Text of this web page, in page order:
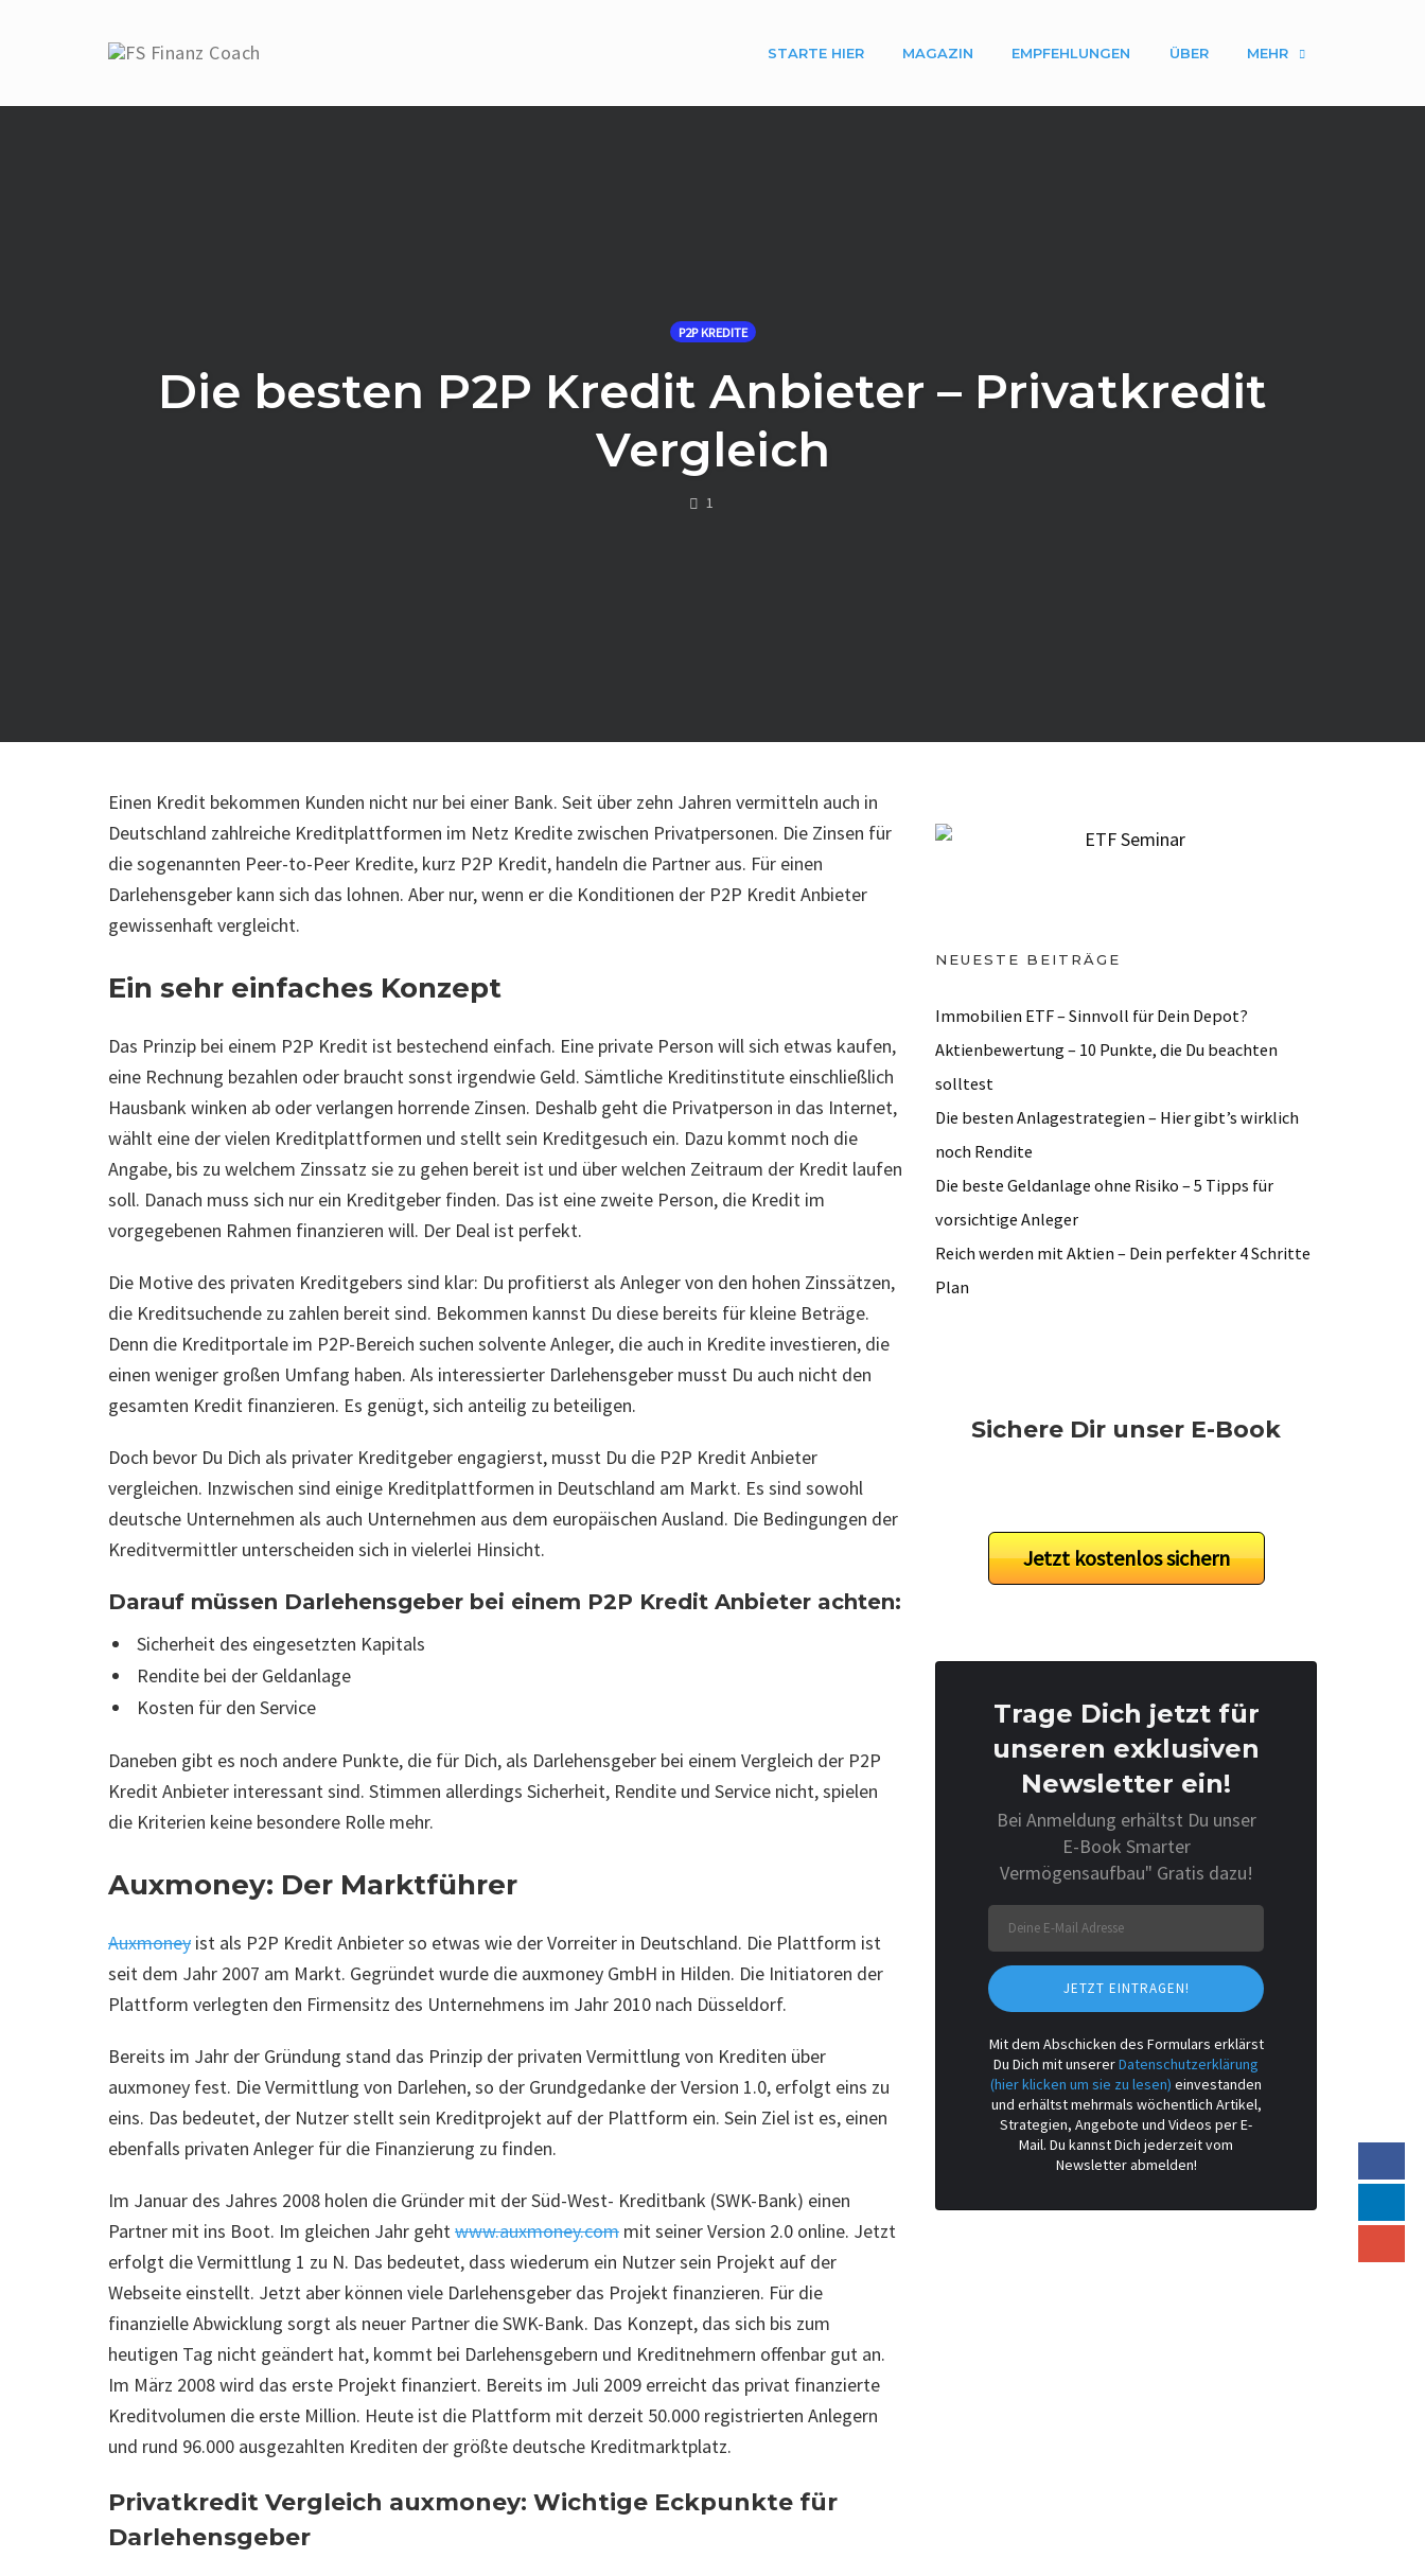
STARTE HIER MAGAZIN EMPFEHLUNGEN ÜBER MEHR
P2P KREDITE
Die besten P2P Kredit Anbieter – Privatkredit
Vergleich
1
Einen Kredit bekommen Kunden nicht nur bei einer Bank. Seit über zehn Jahren vermitteln auch in
Deutschland zahlreiche Kreditplattformen im Netz Kredite zwischen Privatpersonen. Die Zinsen für
die sogenannten Peer-to-Peer Kredite, kurz P2P Kredit, handeln die Partner aus. Für einen
Darlehensgeber kann sich das lohnen. Aber nur, wenn er die Konditionen der P2P Kredit Anbieter
gewissenhaft vergleicht.
Ein sehr einfaches Konzept
Das Prinzip bei einem P2P Kredit ist bestechend einfach. Eine private Person will sich etwas kaufen,
eine Rechnung bezahlen oder braucht sonst irgendwie Geld. Sämtliche Kreditinstitute einschließlich
Hausbank winken ab oder verlangen horrende Zinsen. Deshalb geht die Privatperson in das Internet,
wählt eine der vielen Kreditplattformen und stellt sein Kreditgesuch ein. Dazu kommt noch die
Angabe, bis zu welchem Zinssatz sie zu gehen bereit ist und über welchen Zeitraum der Kredit laufen
soll. Danach muss sich nur ein Kreditgeber finden. Das ist eine zweite Person, die Kredit im
vorgegebenen Rahmen finanzieren will. Der Deal ist perfekt.
Die Motive des privaten Kreditgebers sind klar: Du profitierst als Anleger von den hohen Zinssätzen,
die Kreditsuchende zu zahlen bereit sind. Bekommen kannst Du diese bereits für kleine Beträge.
Denn die Kreditportale im P2P-Bereich suchen solvente Anleger, die auch in Kredite investieren, die
einen weniger großen Umfang haben. Als interessierter Darlehensgeber musst Du auch nicht den
gesamten Kredit finanzieren. Es genügt, sich anteilig zu beteiligen.
Doch bevor Du Dich als privater Kreditgeber engagierst, musst Du die P2P Kredit Anbieter
vergleichen. Inzwischen sind einige Kreditplattformen in Deutschland am Markt. Es sind sowohl
deutsche Unternehmen als auch Unternehmen aus dem europäischen Ausland. Die Bedingungen der
Kreditvermittler unterscheiden sich in vielerlei Hinsicht.
Darauf müssen Darlehensgeber bei einem P2P Kredit Anbieter achten:
Sicherheit des eingesetzten Kapitals
Rendite bei der Geldanlage
Kosten für den Service
Daneben gibt es noch andere Punkte, die für Dich, als Darlehensgeber bei einem Vergleich der P2P
Kredit Anbieter interessant sind. Stimmen allerdings Sicherheit, Rendite und Service nicht, spielen
die Kriterien keine besondere Rolle mehr.
Auxmoney: Der Marktführer
Auxmoney ist als P2P Kredit Anbieter so etwas wie der Vorreiter in Deutschland. Die Plattform ist
seit dem Jahr 2007 am Markt. Gegründet wurde die auxmoney GmbH in Hilden. Die Initiatoren der
Plattform verlegten den Firmensitz des Unternehmens im Jahr 2010 nach Düsseldorf.
Bereits im Jahr der Gründung stand das Prinzip der privaten Vermittlung von Krediten über
auxmoney fest. Die Vermittlung von Darlehen, so der Grundgedanke der Version 1.0, erfolgt eins zu
eins. Das bedeutet, der Nutzer stellt sein Kreditprojekt auf der Plattform ein. Sein Ziel ist es, einen
ebenfalls privaten Anleger für die Finanzierung zu finden.
Im Januar des Jahres 2008 holen die Gründer mit der Süd-West- Kreditbank (SWK-Bank) einen
Partner mit ins Boot. Im gleichen Jahr gehtwww.auxmoney.com mit seiner Version 2.0 online. Jetzt
erfolgt die Vermittlung 1 zu N. Das bedeutet, dass wiederum ein Nutzer sein Projekt auf der
Webseite einstellt. Jetzt aber können viele Darlehensgeber das Projekt finanzieren. Für die
finanzielle Abwicklung sorgt als neuer Partner die SWK-Bank. Das Konzept, das sich bis zum
heutigen Tag nicht geändert hat, kommt bei Darlehensgebern und Kreditnehmern offenbar gut an.
Im März 2008 wird das erste Projekt finanziert. Bereits im Juli 2009 erreicht das privat finanzierte
Kreditvolumen die erste Million. Heute ist die Plattform mit derzeit 50.000 registrierten Anlegern
und rund 96.000 ausgezahlten Krediten der größte deutsche Kreditmarktplatz.
Privatkredit Vergleich auxmoney: Wichtige Eckpunkte für
Darlehensgeber
NEUESTE BEITRÄGE
Immobilien ETF – Sinnvoll für Dein Depot?
Aktienbewertung – 10 Punkte, die Du beachten
solltest
Die besten Anlagestrategien – Hier gibt’s wirklich
noch Rendite
Die beste Geldanlage ohne Risiko – 5 Tipps für
vorsichtige Anleger
Reich werden mit Aktien – Dein perfekter 4 Schritte
Plan
Sichere Dir unser E-Book
Jetzt kostenlos sichern
Trage Dich jetzt für
unseren exklusiven
Newsletter ein!
Bei Anmeldung erhältst Du unser
E-Book Smarter
Vermögensaufbau" Gratis dazu!
JETZT EINTRAGEN!
Mit dem Abschicken des Formulars erklärst
Du Dich mit unsererDatenschutzerklärung
(hier klicken um sie zu lesen) einvestanden
und erhältst mehrmals wöchentlich Artikel,
Strategien, Angebote und Videos per E-
Mail. Du kannst Dich jederzeit vom
Newsletter abmelden!